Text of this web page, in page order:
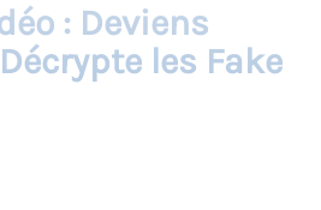
: Deviens
les Fake